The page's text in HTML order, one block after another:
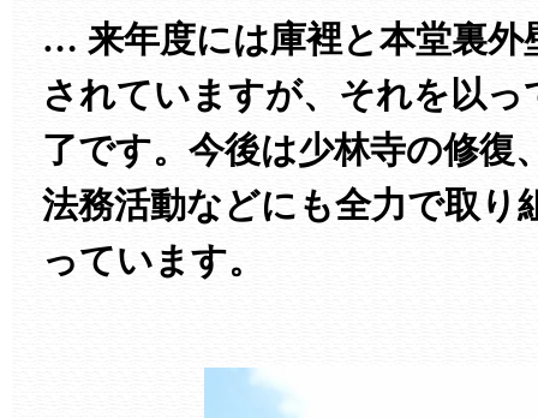
… 来年度には庫裡と本堂裏外
されていますが、それを以っ
了です。今後は少林寺の修復
法務活動などにも全力で取り
っています。